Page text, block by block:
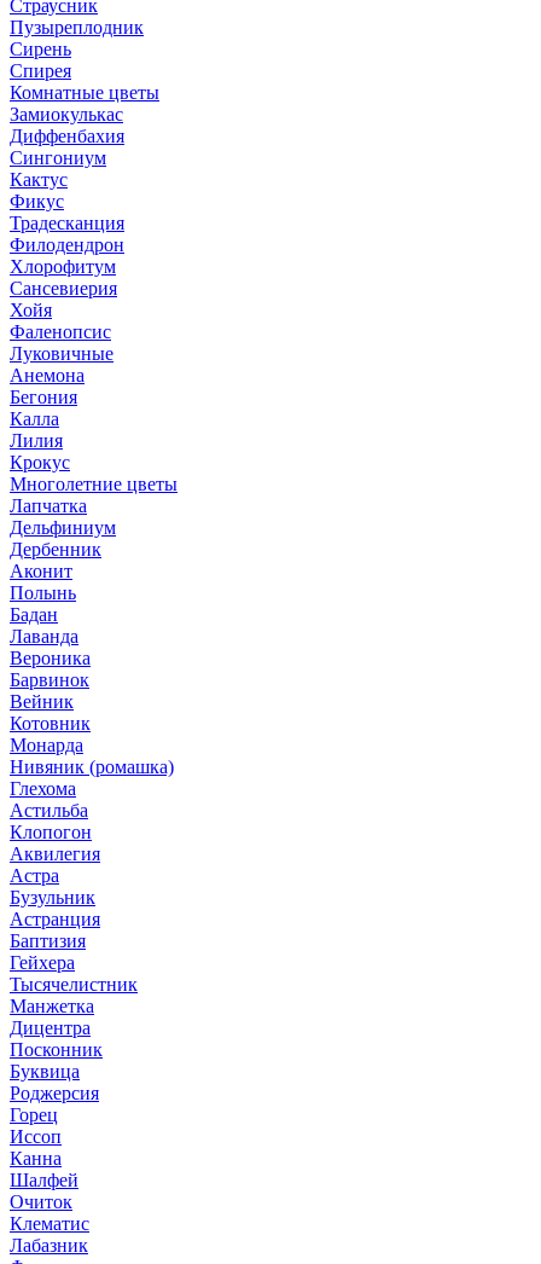
Страусник
Пузыреплодник
Сирень
Спирея
Комнатные цветы
Замиокулькас
Диффенбахия
Сингониум
Кактус
Фикус
Традесканция
Филодендрон
Хлорофитум
Сансевиерия
Хойя
Фаленопсис
Луковичные
Анемона
Бегония
Калла
Лилия
Крокус
Многолетние цветы
Лапчатка
Дельфиниум
Дербенник
Аконит
Полынь
Бадан
Лаванда
Вероника
Барвинок
Вейник
Котовник
Монарда
Нивяник (ромашка)
Глехома
Астильба
Клопогон
Аквилегия
Астра
Бузульник
Астранция
Баптизия
Гейхера
Тысячелистник
Манжетка
Дицентра
Посконник
Буквица
Роджерсия
Горец
Иссоп
Канна
Шалфей
Очиток
Клематис
Лабазник